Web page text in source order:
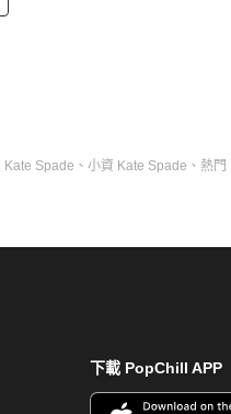
Kate Spade 、 小資 Kate Spade 、 熱門
下載 PopChill APP